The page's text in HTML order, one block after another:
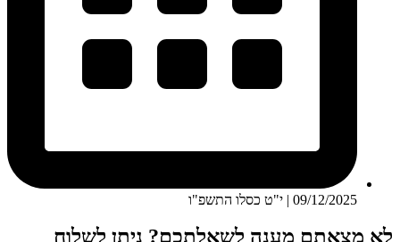
09/12/2025 | י"ט כסלו התשפ"ו
לא מצאתם מענה לשאלתכם? ניתן לשלוח